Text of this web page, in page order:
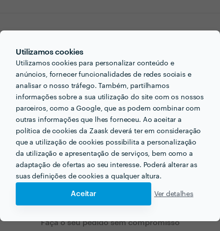
Utilizamos cookies
Utilizamos cookies para personalizar conteúdo e
anúncios, fornecer funcionalidades de redes sociais e
analisar o nosso tráfego. Também, partilhamos
informações sobre a sua utilização do site com os nossos
parceiros, como a Google, que as podem combinar com
outras informações que lhes forneceu. Ao aceitar a
política de cookies da Zaask deverá ter em consideração
que a utilização de cookies possibilita a personalização
da utilização e apresentação de serviços, bem como a
adaptação de ofertas ao seu interesse. Poderá alterar as
suas definições de cookies a qualquer altura.
Aceitar Ver detalhes
Procura sessão fotográfica
de noivado para o seu
próximo projecto?
Agora que tem uma ideia dos preços vamos encontar
o profissional certo para si!
Faça o seu pedido sem compromisso